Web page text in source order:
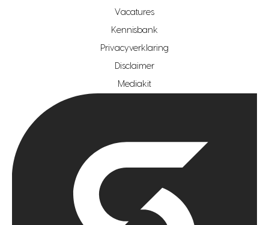
makelaar regio zoetermeer
hypotheekshop regio den haag
hypotheekshop regio rotterdam
Vacatures
Kennisbank
Privacyverklaring
Disclaimer
Mediakit